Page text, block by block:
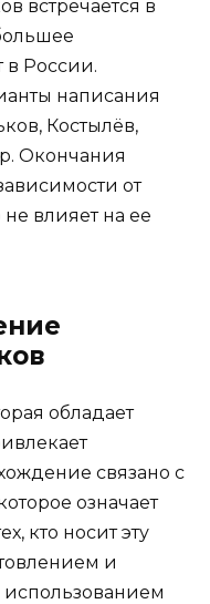
встречается в
в России.
написания
Костылёв,
Окончания
от
влияет на ее
обладает
связано с
означает
кто носит эту
и